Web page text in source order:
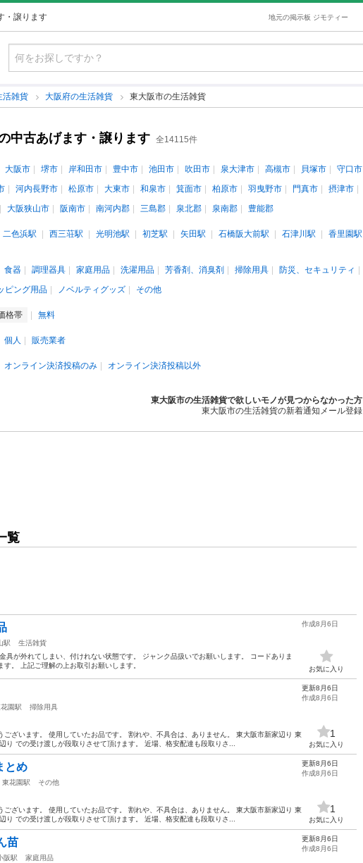
・譲ります 地元の掲示板 ジモティー
活雑貨 大阪府の生活雑貨 東大阪市の生活雑貨
中古あげます・譲ります 全14115件
大阪市 堺市 岸和田市 豊中市 池田市 吹田市 泉大津市 高槻市 貝塚市 守口市
河内長野市 松原市 大東市 和泉市 箕面市 柏原市 羽曳野市 門真市 摂津市
大阪狭山市 阪南市 南河内郡 三島郡 泉北郡 泉南郡 豊能郡
二色浜駅 西三荘駅 光明池駅 初芝駅 矢田駅 石橋阪大前駅 石津川駅
香里園駅
食器 調理器具 家庭用品 洗濯用品 芳香剤、消臭剤 掃除用具 防災、セキュリティ
ピング用品 ノベルティグッズ その他
格帯 無料
個人 販売業者
オンライン決済投稿のみ オンライン決済投稿以外
東大阪市の生活雑貨で欲しいモノが見つからなかった方
東大阪市の生活雑貨の新着通知メール登録
覧
駅
生活雑貨
具が外れてしまい、付けれない状態です。 ジャンク品扱いでお願いします。 コードありま
。 上記ご理解の上お取引お願いします。
作成8月6日
お気に入り
園駅
掃除用具
ございます。 使用していたお品です。 割れや、不具合は、ありません。 東大阪市新家辺り 東
り での受け渡しが段取りさせて頂けます。 近場、格安配達も段取りさ...
更新8月6日
作成8月6日
1
お気に入り
とめ
東花園駅
その他
ございます。 使用していたお品です。 割れや、不具合は、ありません。 東大阪市新家辺り 東
り での受け渡しが段取りさせて頂けます。 近場、格安配達も段取りさ...
更新8月6日
作成8月6日
1
お気に入り
苗
阪駅
家庭用品
更新8月6日
作成8月6日